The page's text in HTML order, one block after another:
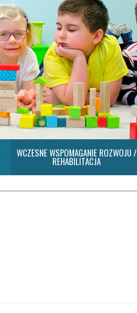
WCZESNE WSPOMAGANIE ROZWOJU /
REHABILITACJA